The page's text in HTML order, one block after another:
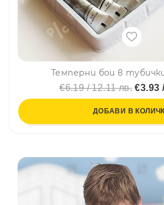
Темперни бои в
€6.19 / 12.11 лв. €3.93
ДОБАВИ В